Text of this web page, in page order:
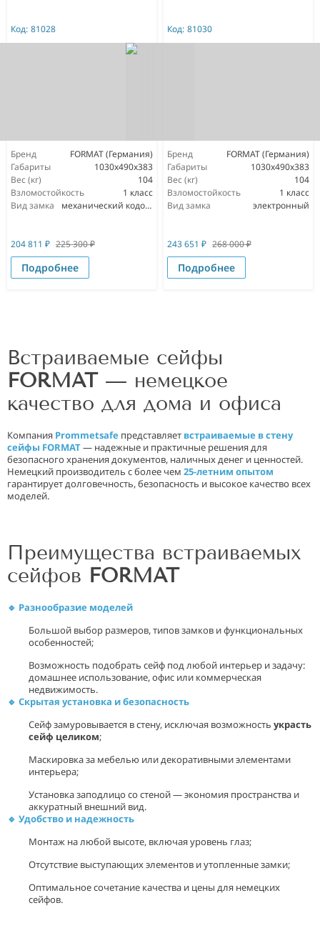
Код: 81028
Бренд
FORMAT (Германия)
Габариты
1030x490x383
Вес (кг)
104
Взломостойкость
1 класс
Вид замка
механический кодовый
204 811 ₽ 225 300₽
Подробнее
Код: 81030
Бренд
FORMAT (Германия)
Габариты
1030x490x383
Вес (кг)
104
Взломостойкость
1 класс
Вид замка
электронный
243 651 ₽ 268 000₽
Подробнее
Встраиваемые сейфы
FORMAT— немецкое
качество для дома и офиса
Компания Prommetsafe представляет встраиваемые в стену
сейфы FORMAT— надежные и практичные решения для
безопасного хранения документов, наличных денег и ценностей.
Немецкий производитель с более чем 25-летним опытом
гарантирует долговечность, безопасность и высокое качество всех
моделей.
Преимущества встраиваемых
сейфов FORMAT
🔹 Разнообразие моделей
Большой выбор размеров, типов замков и функциональных
особенностей;
Возможность подобрать сейф под любой интерьер и задачу:
домашнее использование, офис или коммерческая
недвижимость.
🔹 Скрытая установка и безопасность
Сейф замуровывается в стену, исключая возможность украсть
сейф целиком;
Маскировка за мебелью или декоративными элементами
интерьера;
Установка заподлицо со стеной — экономия пространства и
аккуратный внешний вид.
🔹 Удобство и надежность
Монтаж на любой высоте, включая уровень глаз;
Отсутствие выступающих элементов и утопленные замки;
Оптимальное сочетание качества и цены для немецких
сейфов.